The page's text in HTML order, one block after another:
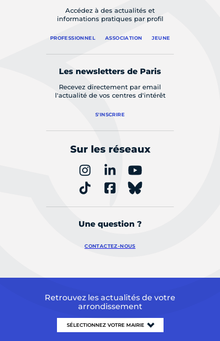
Accédez à des actualités et
informations pratiques par profil
PROFESSIONNEL ASSOCIATION JEUNE
Les newsletters de Paris
Recevez directement par email
l'actualité de vos centres d'intérêt
S'INSCRIRE
Sur les réseaux
Une question ?
CONTACTEZ-NOUS
Retrouvez les actualités de votre
arrondissement